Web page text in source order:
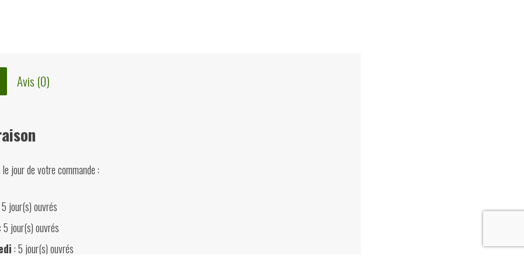
Avis (0)
jour de votre commande :
jour(s) ouvrés
jour(s) ouvrés
: 5 jour(s) ouvrés